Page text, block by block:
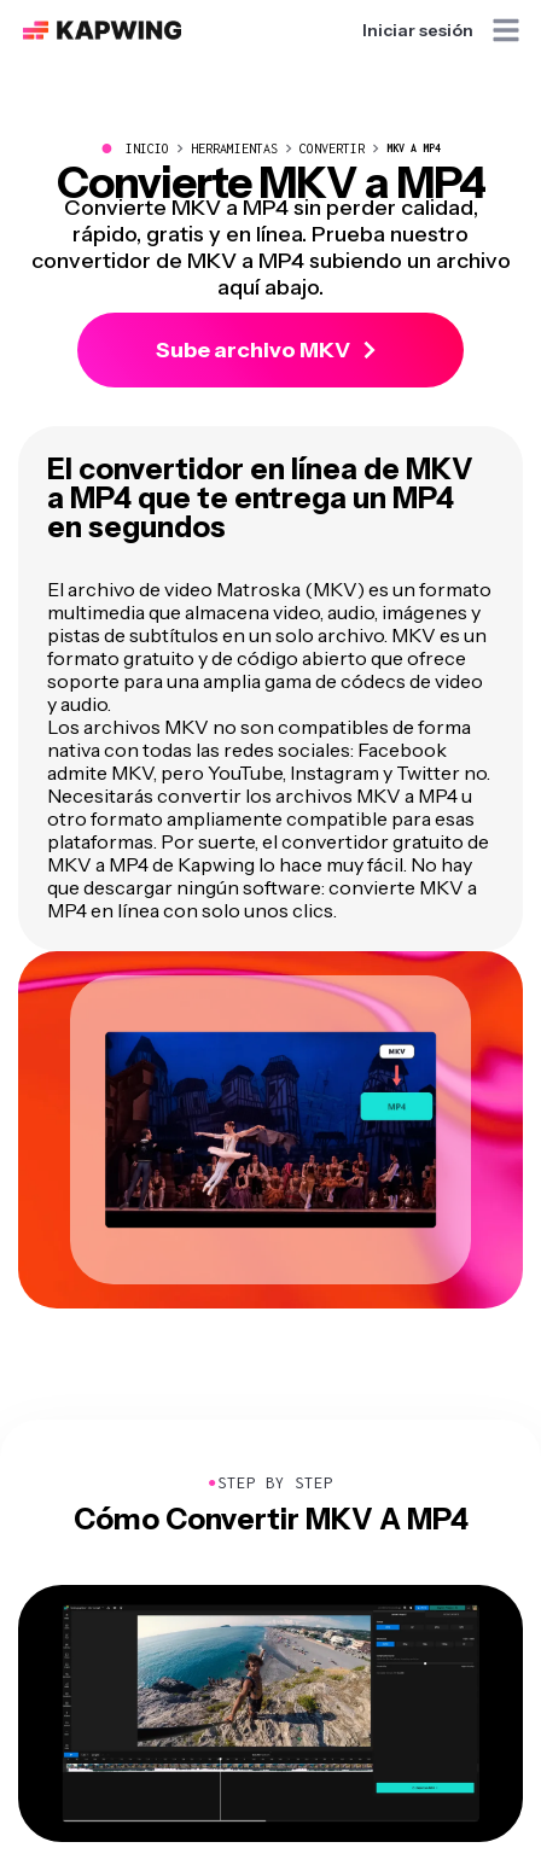
Iniciar sesión
● INICIO HERRAMIENTAS CONVERTIR MKV A MP4
Convierte MKV a MP4
Convierte MKV a MP4 sin perder calidad,
rápido, gratis y en línea. Prueba nuestro
convertidor de MKV a MP4 subiendo un archivo
aquí abajo.
Sube archivo MKV
El convertidor en línea de MKV
a MP4 que te entrega un MP4
en segundos
El archivo de video Matroska (MKV) es un formato
multimedia que almacena video, audio, imágenes y
pistas de subtítulos en un solo archivo. MKV es un
formato gratuito y de código abierto que ofrece
soporte para una amplia gama de códecs de video
y audio.
Los archivos MKV no son compatibles de forma
nativa con todas las redes sociales: Facebook
admite MKV, pero YouTube, Instagram y Twitter no.
Necesitarás convertir los archivos MKV a MP4 u
otro formato ampliamente compatible para esas
plataformas. Por suerte, el convertidor gratuito de
MKV a MP4 de Kapwing lo hace muy fácil. No hay
que descargar ningún software: convierte MKV a
MP4 en línea con solo unos clics.
●STEP BY STEP
Cómo Convertir MKV A MP4